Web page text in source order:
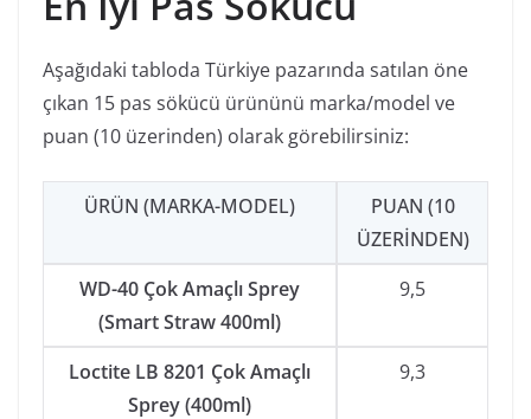
Aşağıdaki tabloda Türkiye pazarında satılan öne
çıkan 15 pas sökücü ürününü marka/model ve
puan (10 üzerinden) olarak görebilirsiniz:
ÜRÜN (MARKA-MODEL)
PUAN (10
ÜZERINDEN)
WD-40 Çok Amaçlı Sprey
(Smart Straw 400ml)
9,5
Loctite LB 8201 Çok Amaçlı
Sprey (400ml)
9,3